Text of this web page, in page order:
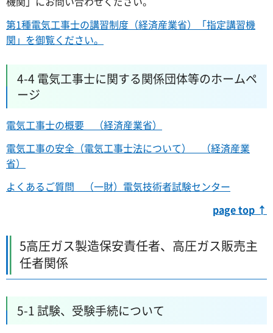
第1種電気工事士の講習制度（経済産業省）「指定講習機
関」を御覧ください。
4-4 電気工事士に関する関係団体等のホームペ
ージ
電気工事士の概要 （経済産業省）
電気工事の安全（電気工事士法について） （経済産業
省）
よくあるご質問 （一財）電気技術者試験センター
page top ↑
5高圧ガス製造保安責任者、高圧ガス販売主
任者関係
5-1 試験、受験手続について